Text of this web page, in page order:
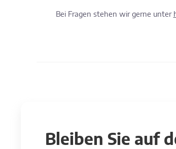
Bei Fragen stehen wir gerne unter
Bleiben Sie auf